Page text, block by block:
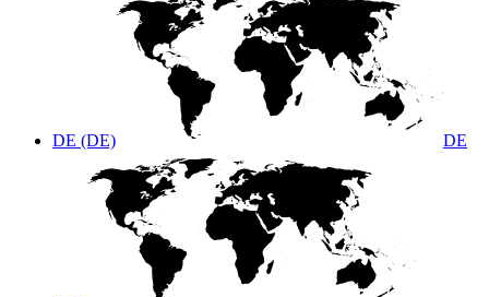
DE (DE) DE